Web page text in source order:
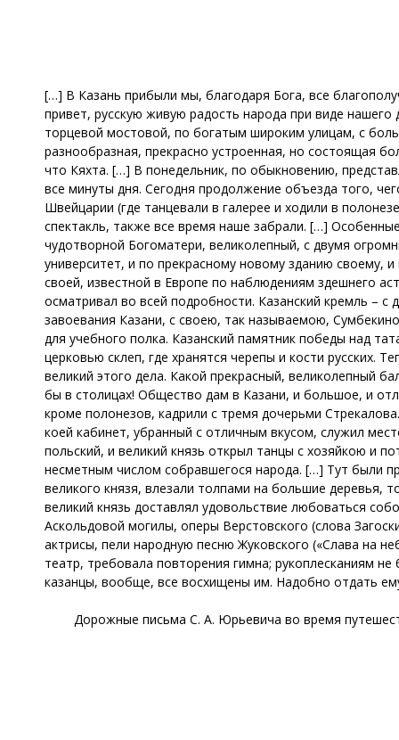
[…] В Казань прибыли мы, благодаря Бога, все
привет, русскую живую радость народа при виде
торцевой мостовой, по богатым широким улицам, с
разнообразная, прекрасно устроенная, но состоящая
что Кяхта. […] В понедельник, по обыкновению,
все минуты дня. Сегодня продолжение объезда того,
Швейцарии (где танцевали в галерее и ходили в
спектакль, также все время наше забрали. […]
чудотворной Богоматери, великолепный, с двумя
университет, и по прекрасному новому зданию своему,
своей, известной в Европе по наблюдениям здешнего
осматривал во всей подробности. Казанский кремль –
завоевания Казани, с своею, так называемою,
для учебного полка. Казанский памятник победы над
церковью склеп, где хранятся черепы и кости русских.
великий этого дела. Какой прекрасный, великолепный
бы в столицах! Общество дам в Казани, и большое, и
кроме полонезов, кадрили с тремя дочерьми
коей кабинет, убранный с отличным вкусом, служил
польский, и великий князь открыл танцы с хозяйкою и
несметным числом собравшегося народа. […] Тут были
великого князя, влезали толпами на большие деревья,
великий князь доставлял удовольствие любоваться
Аскольдовой могилы, оперы Верстовского (слова
актрисы, пели народную песню Жуковского («Слава на
театр, требовала повторения гимна; рукоплесканиям
казанцы, вообще, все восхищены им. Надобно отдать
Дорожные письма С. А. Юрьевича во время